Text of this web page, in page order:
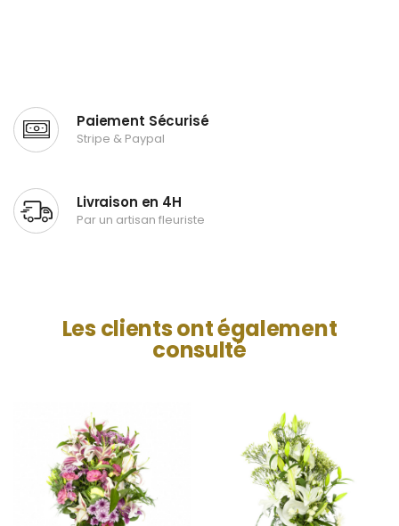
Paiement Sécurisé
Stripe & Paypal
Livraison en 4H
Par un artisan fleuriste
Les clients ont également
consulté